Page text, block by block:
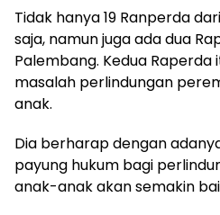
Tidak hanya 19 Ranperda
saja, namun juga ada dua
Palembang. Kedua
masalah perlindungan
anak.
Dia berharap dengan
payung hukum bagi
anak-anak akan semakin